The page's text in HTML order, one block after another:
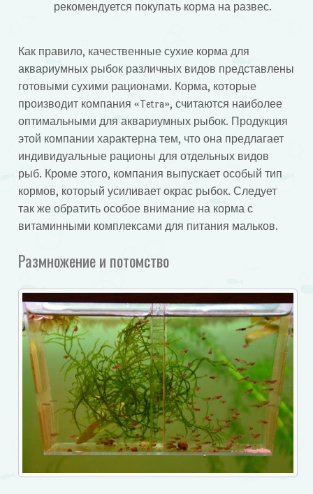
рекомендуется покупать корма на развес.
Как правило, качественные сухие корма для
аквариумных рыбок различных видов представлены
готовыми сухими рационами. Корма, которые
производит компания «Tetra», считаются наиболее
оптимальными для аквариумных рыбок. Продукция
этой компании характерна тем, что она предлагает
индивидуальные рационы для отдельных видов
рыб. Кроме этого, компания выпускает особый тип
кормов, который усиливает окрас рыбок. Следует
так же обратить особое внимание на корма с
витаминными комплексами для питания мальков.
Размножение и потомство